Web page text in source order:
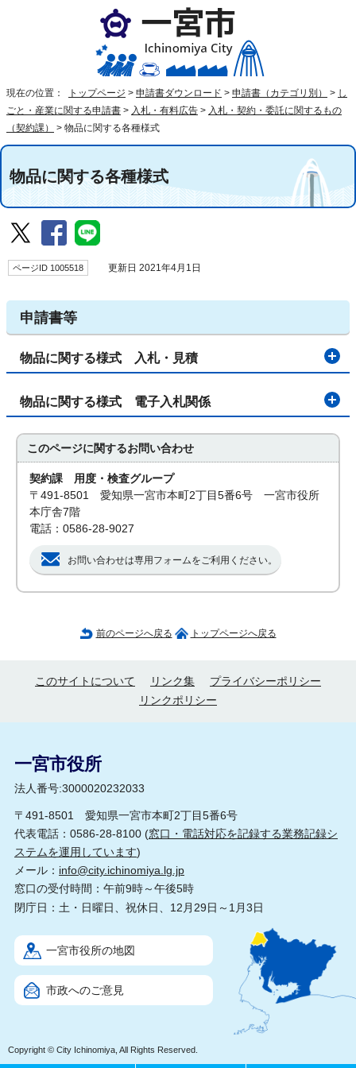
現在の位置： トップページ > 申請書ダウンロード > 申請書（カテゴリ別） > し
ごと・産業に関する申請書 > 入札・有料広告 > 入札・契約・委託に関するもの
（契約課）
> 物品に関する各種様式
物品に関する各種様式
ページID 1005518 更新日 2021年4月1日
申請書等
物品に関する様式 入札・見積
物品に関する様式 電子入札関係
このページに関するお問い合わせ
契約課 用度・検査グループ
〒491-8501 愛知県一宮市本町2丁目5番6号 一宮市役所
本庁舎7階
電話：0586-28-9027
お問い合わせは専用フォームをご利用ください。
前のページへ戻る トップページへ戻る
このサイトについて リンク集
プライバシーポリシー
リンクポリシー
一宮市役所
法人番号:3000020232033
〒491-8501 愛知県一宮市本町2丁目5番6号
代表電話：0586-28-8100 (窓口・電話対応を記録する業務記録シ
ステムを運用しています)
メール： info@city.ichinomiya.lg.jp
窓口の受付時間：午前9時～午後5時
閉庁日：土・日曜日、祝休日、12月29日～1月3日
一宮市役所の地図
市政へのご意見
Copyright © City Ichinomiya, All Rights Reserved.